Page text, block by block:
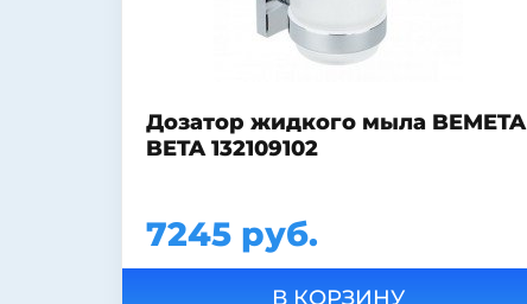
Дозатор жидкого мыла BEMETA
BETA 132109102
7245 руб.